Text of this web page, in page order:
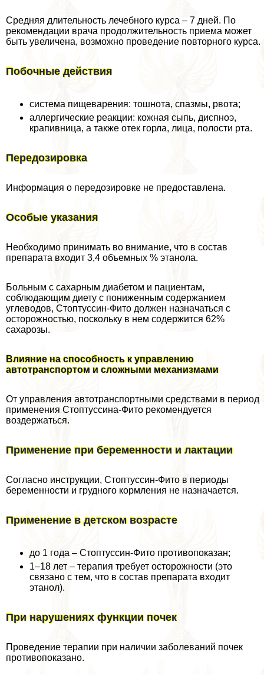
Средняя длительность лечебного курса – 7 дней. По
рекомендации врача продолжительность приема может
быть увеличена, возможно проведение повторного курса.
Побочные действия
система пищеварения: тошнота, спазмы, рвота;
аллергические реакции: кожная сыпь, диспноэ,
крапивница, а также отек горла, лица, полости рта.
Передозировка
Информация о передозировке не предоставлена.
Особые указания
Необходимо принимать во внимание, что в состав
препарата входит 3,4 объемных % этанола.
Больным с сахарным диабетом и пациентам,
соблюдающим диету с пониженным содержанием
углеводов, Стоптуссин-Фито должен назначаться с
осторожностью, поскольку в нем содержится 62%
сахарозы.
Влияние на способность к управлению
автотрaнcпортом и сложными механизмами
От управления автотрaнcпортными средствами в период
применения Стоптуссина-Фито рекомендуется
воздержаться.
Применение при беременности и лактации
Согласно инструкции, Стоптуссин-Фито в периоды
беременности и грудного кормления не назначается.
Применение в детском возрасте
до 1 года – Стоптуссин-Фито противопоказан;
1–18 лет – терапия требует осторожности (это
связано с тем, что в состав препарата входит
этанол).
При нарушениях функции почек
Проведение терапии при наличии заболеваний почек
противопоказано.